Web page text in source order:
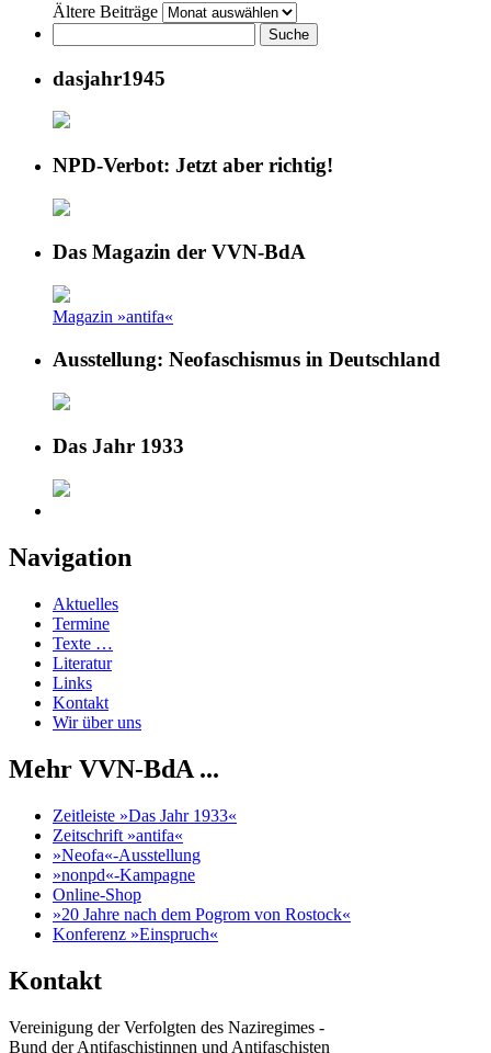
Ältere Beiträge
dasjahr1945
NPD-Verbot: Jetzt aber richtig!
Das Magazin der VVN-BdA
Magazin »antifa«
Ausstellung: Neofaschismus in Deutschland
Das Jahr 1933
Navigation
Aktuelles
Termine
Texte …
Literatur
Links
Kontakt
Wir über uns
Mehr VVN-BdA ...
Zeitleiste »Das Jahr 1933«
Zeitschrift »antifa«
»Neofa«-Ausstellung
»nonpd«-Kampagne
Online-Shop
»20 Jahre nach dem Pogrom von Rostock«
Konferenz »Einspruch«
Kontakt
Vereinigung der Verfolgten des Naziregimes -
Bund der Antifaschistinnen und Antifaschisten